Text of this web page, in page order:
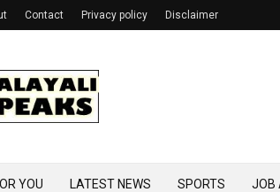
Contact Privacy policy Disclaimer
YOU LATEST NEWS SPORTS JOB